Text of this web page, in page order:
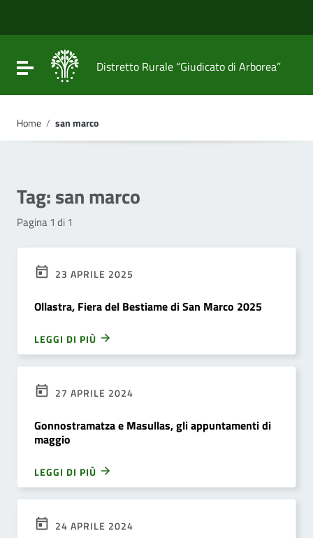
Vai al footer
Attiva / disattiva la navigazione
Distretto Rurale “Giudicato di Arborea”
Home / san marco
Tag:san marco
Pagina 1 di 1
23 APRILE 2025
Ollastra, Fiera del Bestiame di San Marco 2025
LEGGI DI PIÙ
27 APRILE 2024
Gonnostramatza e Masullas, gli appuntamenti di
maggio
LEGGI DI PIÙ
24 APRILE 2024